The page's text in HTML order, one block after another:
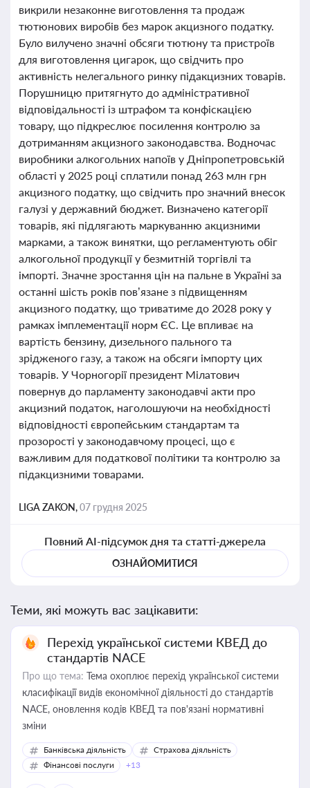
викрили незаконне виготовлення та продаж
тютюнових виробів без марок акцизного податку.
Було вилучено значні обсяги тютюну та пристроїв
для виготовлення цигарок, що свідчить про
активність нелегального ринку підакцизних товарів.
Порушницю притягнуто до адміністративної
відповідальності із штрафом та конфіскацією
товару, що підкреслює посилення контролю за
дотриманням акцизного законодавства. Водночас
виробники алкогольних напоїв у Дніпропетровській
області у 2025 році сплатили понад 263 млн грн
акцизного податку, що свідчить про значний внесок
галузі у державний бюджет. Визначено категорії
товарів, які підлягають маркуванню акцизними
марками, а також винятки, що регламентують обіг
алкогольної продукції у безмитній торгівлі та
імпорті. Значне зростання цін на пальне в Україні за
останні шість років пов’язане з підвищенням
акцизного податку, що триватиме до 2028 року у
рамках імплементації норм ЄС. Це впливає на
вартість бензину, дизельного пального та
зрідженого газу, а також на обсяги імпорту цих
товарів. У Чорногорії президент Мілатович
повернув до парламенту законодавчі акти про
акцизний податок, наголошуючи на необхідності
відповідності європейським стандартам та
прозорості у законодавчому процесі, що є
важливим для податкової політики та контролю за
підакцизними товарами.
LIGA ZAKON,07 грудня 2025
Повний AI-підсумок дня та статті-джерела
ОЗНАЙОМИТИСЯ
Теми, які можуть вас зацікавити:
Перехід української системи КВЕД до
стандартів NACE
Про що тема: Тема охоплює перехід української системи
класифікації видів економічної діяльності до стандартів
NACE, оновлення кодів КВЕД та пов'язані нормативні
зміни
Банківська діяльність
Страхова діяльність
Фінансові послуги
+13